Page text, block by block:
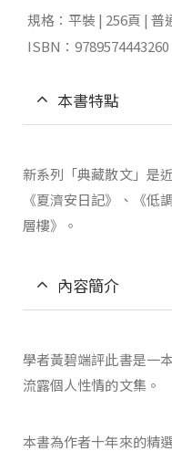
規格：平裝 | 256頁 | 普
ISBN：9789574443260
本書特點
新系列「典藏散文」是
《夏濟安日記》、《
層樓》。
內容簡介
學者黃碧端評此書是一
流露個人性情的文集。
本書為作者十年來的精